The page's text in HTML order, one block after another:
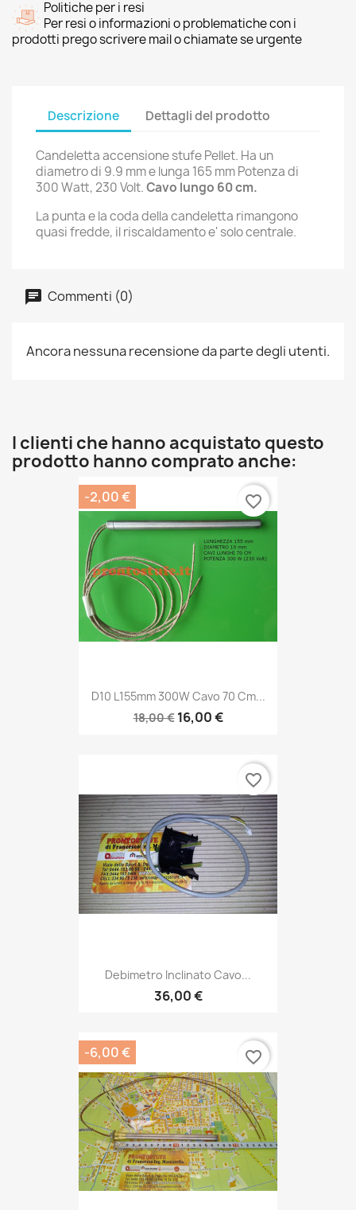
Politiche per i resi
Per resi o informazioni o problematiche con i
prodotti prego scrivere mail o chiamate se urgente
Descrizione Dettagli del prodotto
Candeletta accensione stufe Pellet. Ha un
diametro di 9.9 mm e lunga 165 mm Potenza di
300 Watt, 230 Volt.Cavo lungo 60 cm.
La punta e la coda della candeletta rimangono
quasi fredde, il riscaldamento e' solo centrale.
Commenti (0)
Ancora nessuna recensione da parte degli utenti.
I clienti che hanno acquistato questo
prodotto hanno comprato anche:
D10 L155mm 300W Cavo 70 Cm...
18,00 € 16,00 €
-2,00 € favorite_border
Debimetro Inclinato Cavo...
36,00 €
favorite_border
-6,00 € favorite_border